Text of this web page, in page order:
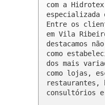
com a
especializada
Entre os
em Vila
destacamos
como
dos mais
como lojas,
consultórios